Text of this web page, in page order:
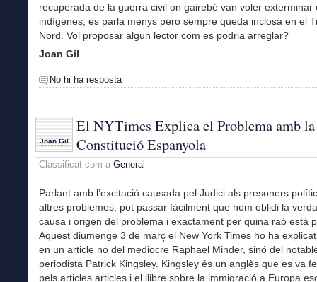
recuperada de la guerra civil on gairebé van voler exterminar
indígenes, es parla menys pero sempre queda inclosa en el
Nord. Vol proposar algun lector com es podria arreglar?
Joan Gil
No hi ha resposta
Joan Gil
El NYTimes Explica el Problema amb la
Constitució Espanyola
Classificat com a General
Parlant amb l’excitació causada pel Judici als presoners
altres problemes, pot passar fàcilment que hom oblidi la
causa i origen del problema i exactament per quina raó està
Aquest diumenge 3 de març el New York Times ho ha
en un article no del mediocre Raphael Minder, sinó del
periodista Patrick Kingsley. Kingsley és un anglès que es va
pels articles articles i el llibre sobre la immigració a Europa